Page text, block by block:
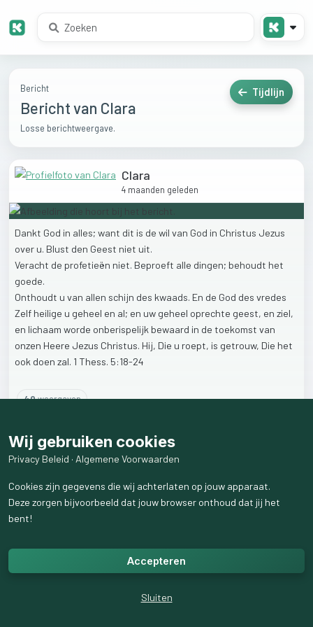
Bericht
Bericht van Clara
Losse berichtweergave.
Tijdlijn
Clara
4 maanden geleden
Dankt God in alles; want dit is de wil van God in Christus Jezus
over u. Blust den Geest niet uit.
Veracht de profetieën niet. Beproeft alle dingen; behoudt het
goede.
Onthoudt u van allen schijn des kwaads. En de God des vredes
Zelf heilige u geheel en al; en uw geheel oprechte geest, en ziel,
en lichaam worde onberispelijk bewaard in de toekomst van
onzen Heere Jezus Christus. Hij, Die u roept, is getrouw, Die het
ook doen zal. 1 Thess. 5:18-24
40weergaven
Wij gebruiken cookies
Privacy Beleid · Algemene Voorwaarden
Cookies zijn gegevens die wij achterlaten op jouw apparaat.
Deze zorgen bijvoorbeeld dat jouw browser onthoud dat jij het
bent!
Accepteren
Sluiten